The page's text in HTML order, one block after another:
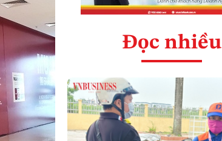
Đọc nhiều